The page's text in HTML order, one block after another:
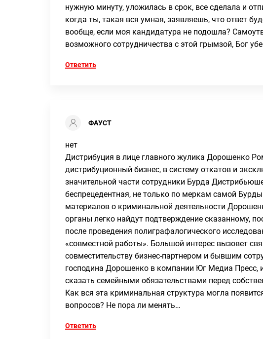
нужную минуту, уложилась в срок, все сделала и
когда ты, такая вся умная, заявляешь, что ответ
вообще, если моя кандидатура не подошла?
возможного сотрудничества с этой грымзой, Бог
Ответить
ФАУСТ
нет
Дистрибуция в лице главного жулика Дорошенко
дистрибуционный бизнес, в систему откатов и
значительной части сотрудники Бурда
беспрецедентная, не только по меркам самой
материалов о криминальной деятельности
органы легко найдут подтверждение сказанному,
после проведения полиграфалогического
«совместной работы». Большой интерес вызовет
совместительству бизнес-партнером и бывшим
господина Дорошенко в компании Юг Медиа
сказать семейными обязательствами перед
Как вся эта криминальная структура могла
вопросов? Не пора ли менять…
Ответить